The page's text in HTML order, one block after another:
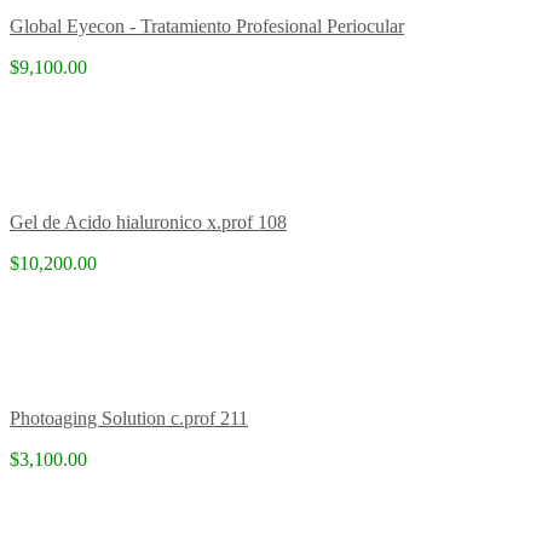
Global Eyecon - Tratamiento Profesional Periocular
$9,100.00
Gel de Acido hialuronico x.prof 108
$10,200.00
Photoaging Solution c.prof 211
$3,100.00